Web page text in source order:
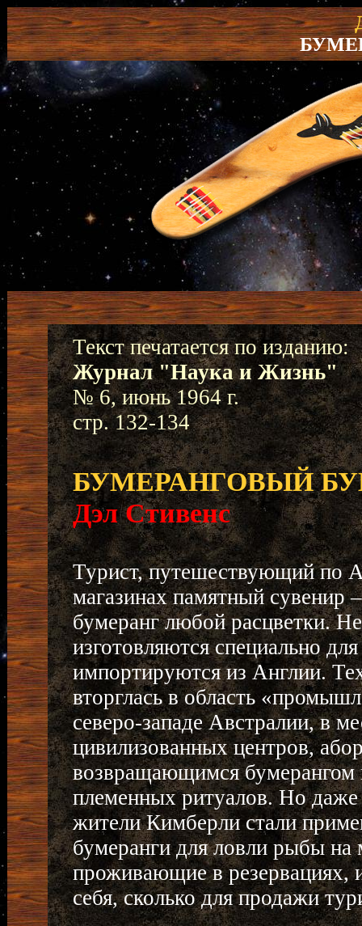
Текст печатается по изданию:
Журнал "Наука и Жизнь"
№ 6, июнь 1964 г.
стр. 132-134
БУМЕРАНГОВЫЙ
Дэл Стивенс
Турист, путешествующий по
магазинах памятный сувенир
бумеранг любой расцветки.
изготовляются специально
импортируются из Англии.
вторглась в область
северо-западе Австралии, в
цивилизованных центров,
возвращающимся бумерангом
племенных ритуалов. Но
жители Кимберли стали
бумеранги для ловли рыбы на
проживающие в резервациях,
себя, сколько для продажи